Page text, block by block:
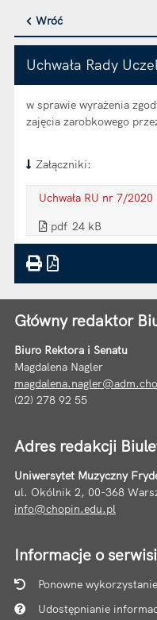
Wróć
Uchwała Rady
w sprawie wyrażenia
zajęcia zarobkowego
Załączniki:
Uchwała RU nr 7/2020
pdf 24 kB
Główny redaktor
Biuro Rektora i Senatu
Magdalena Nagler
(22) 278 92 55
Adres redakcji
Uniwersytet Muzyczny
ul. Okólnik 2, 00-368
info@chopin.edu.pl
Informacje o
Ponowne wykorzystanie
Udostępnianie